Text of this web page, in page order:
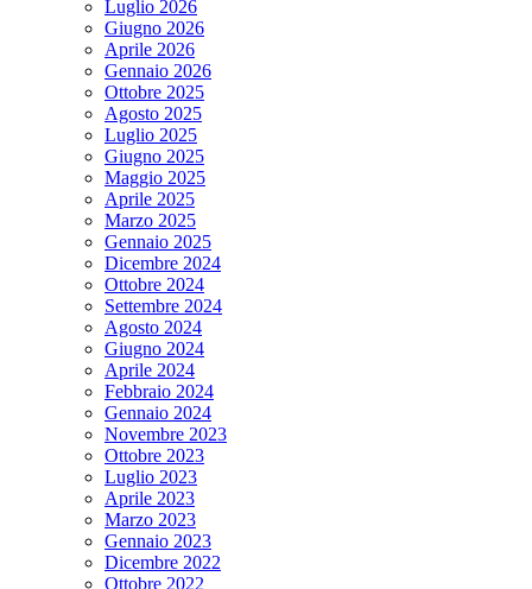
Luglio 2026
Giugno 2026
Aprile 2026
Gennaio 2026
Ottobre 2025
Agosto 2025
Luglio 2025
Giugno 2025
Maggio 2025
Aprile 2025
Marzo 2025
Gennaio 2025
Dicembre 2024
Ottobre 2024
Settembre 2024
Agosto 2024
Giugno 2024
Aprile 2024
Febbraio 2024
Gennaio 2024
Novembre 2023
Ottobre 2023
Luglio 2023
Aprile 2023
Marzo 2023
Gennaio 2023
Dicembre 2022
Ottobre 2022